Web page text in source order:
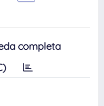
completa